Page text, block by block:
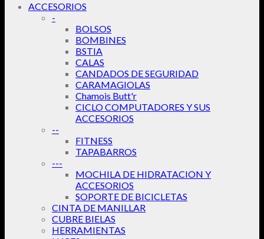
ACCESORIOS
-
BOLSOS
BOMBINES
BSTIA
CALAS
CANDADOS DE SEGURIDAD
CARAMAGIOLAS
Chamois Butt'r
CICLO COMPUTADORES Y SUS
ACCESORIOS
--
FITNESS
TAPABARROS
---
MOCHILA DE HIDRATACION Y
ACCESORIOS
SOPORTE DE BICICLETAS
CINTA DE MANILLAR
CUBRE BIELAS
HERRAMIENTAS